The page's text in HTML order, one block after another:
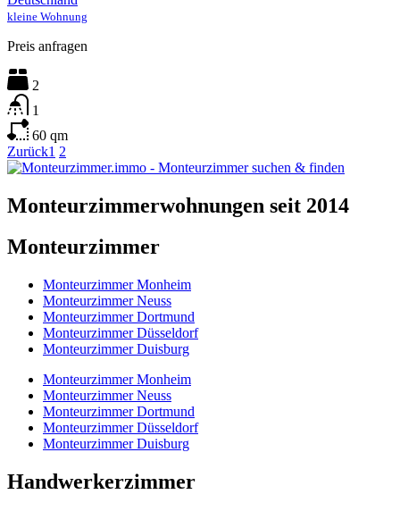
kleine Wohnung
Preis anfragen
2
1
60 qm
Zurück1 2
Monteurzimmerwohnungen seit 2014
Monteurzimmer
Monteurzimmer Monheim
Monteurzimmer Neuss
Monteurzimmer Dortmund
Monteurzimmer Düsseldorf
Monteurzimmer Duisburg
Monteurzimmer Monheim
Monteurzimmer Neuss
Monteurzimmer Dortmund
Monteurzimmer Düsseldorf
Monteurzimmer Duisburg
Handwerkerzimmer